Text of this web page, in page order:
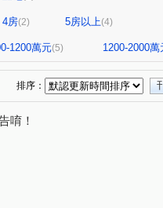
4房(2) 5房以上(4)
1200萬元(5) 1200-2000萬
排序：
唷！